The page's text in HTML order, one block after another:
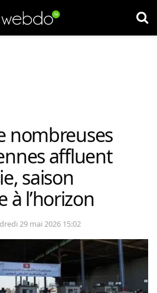
nombreuses
affluent
saison
l’horizon
29 mai 2026 15:02